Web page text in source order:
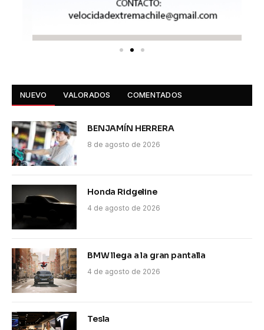
NUEVO VALORADOS COMENTADOS
BENJAMÍN HERRERA
8 de agosto de 2026
Honda Ridgeline
4 de agosto de 2026
BMW llega a la gran pantalla
4 de agosto de 2026
Tesla